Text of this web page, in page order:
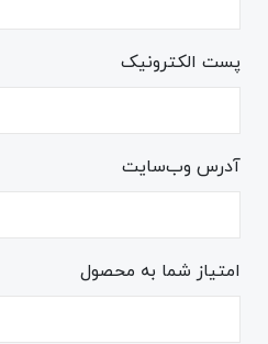
پست الکترونیک
آدرس وب‌سایت
امتیاز شما به محصول